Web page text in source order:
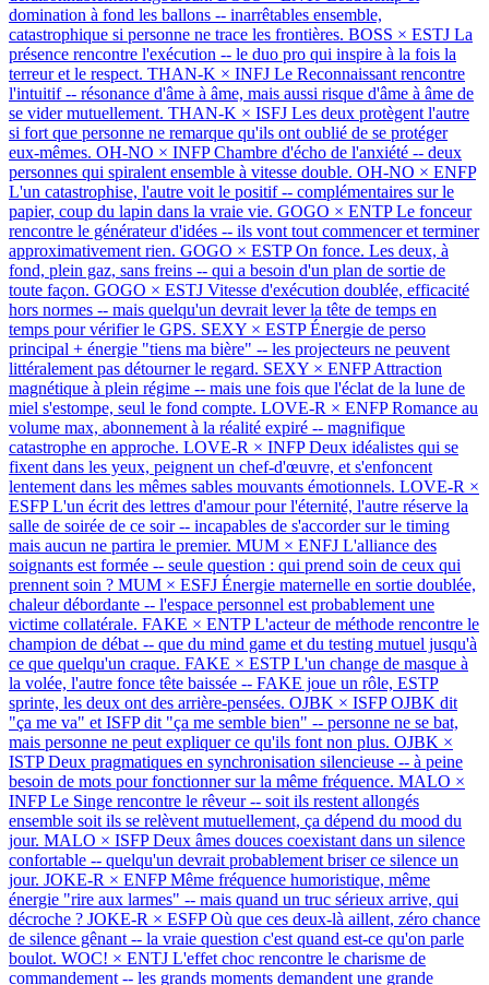
domination à fond les ballons -- inarrêtables ensemble,
catastrophique si personne ne trace les frontières. BOSS × ESTJ La
présence rencontre l'exécution -- le duo pro qui inspire à la fois la
terreur et le respect. THAN-K × INFJ Le Reconnaissant rencontre
l'intuitif -- résonance d'âme à âme, mais aussi risque d'âme à âme de
se vider mutuellement. THAN-K × ISFJ Les deux protègent l'autre
si fort que personne ne remarque qu'ils ont oublié de se protéger
eux-mêmes. OH-NO × INFP Chambre d'écho de l'anxiété -- deux
personnes qui spiralent ensemble à vitesse double. OH-NO × ENFP
L'un catastrophise, l'autre voit le positif -- complémentaires sur le
papier, coup du lapin dans la vraie vie. GOGO × ENTP Le fonceur
rencontre le générateur d'idées -- ils vont tout commencer et terminer
approximativement rien. GOGO × ESTP On fonce. Les deux, à
fond, plein gaz, sans freins -- qui a besoin d'un plan de sortie de
toute façon. GOGO × ESTJ Vitesse d'exécution doublée, efficacité
hors normes -- mais quelqu'un devrait lever la tête de temps en
temps pour vérifier le GPS. SEXY × ESTP Énergie de perso
principal + énergie "tiens ma bière" -- les projecteurs ne peuvent
littéralement pas détourner le regard. SEXY × ENFP Attraction
magnétique à plein régime -- mais une fois que l'éclat de la lune de
miel s'estompe, seul le fond compte. LOVE-R × ENFP Romance au
volume max, abonnement à la réalité expiré -- magnifique
catastrophe en approche. LOVE-R × INFP Deux idéalistes qui se
fixent dans les yeux, peignent un chef-d'œuvre, et s'enfoncent
lentement dans les mêmes sables mouvants émotionnels. LOVE-R ×
ESFP L'un écrit des lettres d'amour pour l'éternité, l'autre réserve la
salle de soirée de ce soir -- incapables de s'accorder sur le timing
mais aucun ne partira le premier. MUM × ENFJ L'alliance des
soignants est formée -- seule question : qui prend soin de ceux qui
prennent soin ? MUM × ESFJ Énergie maternelle en sortie doublée,
chaleur débordante -- l'espace personnel est probablement une
victime collatérale. FAKE × ENTP L'acteur de méthode rencontre le
champion de débat -- que du mind game et du testing mutuel jusqu'à
ce que quelqu'un craque. FAKE × ESTP L'un change de masque à
la volée, l'autre fonce tête baissée -- FAKE joue un rôle, ESTP
sprinte, les deux ont des arrière-pensées. OJBK × ISFP OJBK dit
"ça me va" et ISFP dit "ça me semble bien" -- personne ne se bat,
mais personne ne peut expliquer ce qu'ils font non plus. OJBK ×
ISTP Deux pragmatiques en synchronisation silencieuse -- à peine
besoin de mots pour fonctionner sur la même fréquence. MALO ×
INFP Le Singe rencontre le rêveur -- soit ils restent allongés
ensemble soit ils se relèvent mutuellement, ça dépend du mood du
jour. MALO × ISFP Deux âmes douces coexistant dans un silence
confortable -- quelqu'un devrait probablement briser ce silence un
jour. JOKE-R × ENFP Même fréquence humoristique, même
énergie "rire aux larmes" -- mais quand un truc sérieux arrive, qui
décroche ? JOKE-R × ESFP Où que ces deux-là aillent, zéro chance
de silence gênant -- la vraie question c'est quand est-ce qu'on parle
boulot. WOC! × ENTJ L'effet choc rencontre le charisme de
commandement -- les grands moments demandent une grande